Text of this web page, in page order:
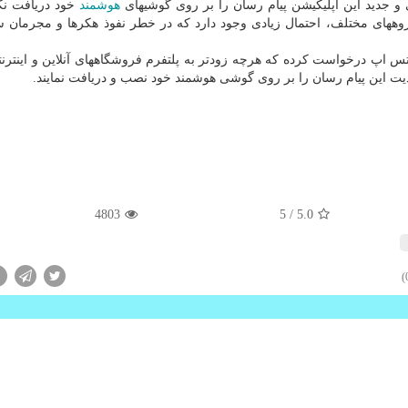
جدید این اپلیكیشن پیام رسان را بر روی گوشیهای هوشمند خود دریافت
مختلف، احتمال زیادی وجود دارد كه در خطر نفوذ هكرها و مجرمان
اپ درخواست كرده كه هرچه زودتر به پلتفرم فروشگاههای آنلاین و
این پیام رسان را بر روی گوشی هوشمند خود نصب و دریافت نمایند.
5.0
/ 5
4803